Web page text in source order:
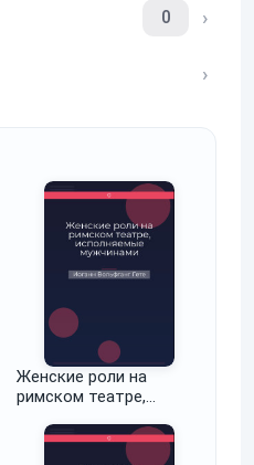
0
Женские роли на
римском театре,
мужчинами